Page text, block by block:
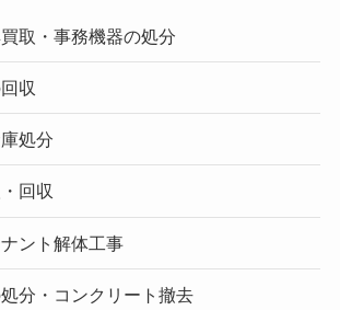
取・事務機器の処分
収
処分
回収
ント解体工事
分・コンクリート撤去